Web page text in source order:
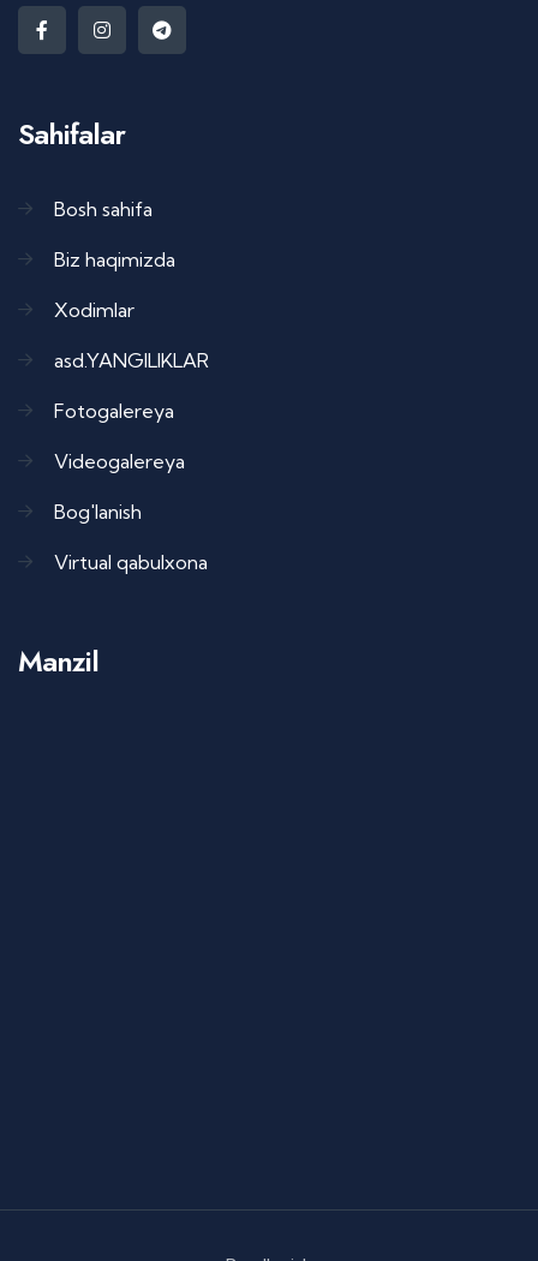
Sahifalar
Bosh sahifa
Biz haqimizda
Xodimlar
asd.YANGILIKLAR
Fotogalereya
Videogalereya
Bog'lanish
Virtual qabulxona
Manzil